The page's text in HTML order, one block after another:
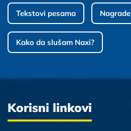
Tekstovi pesama Nagrade
Kako da slušam Naxi?
Korisni linkovi